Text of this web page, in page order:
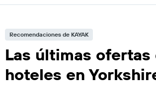
Recomendaciones de KAYAK
Las últimas ofertas
hoteles en